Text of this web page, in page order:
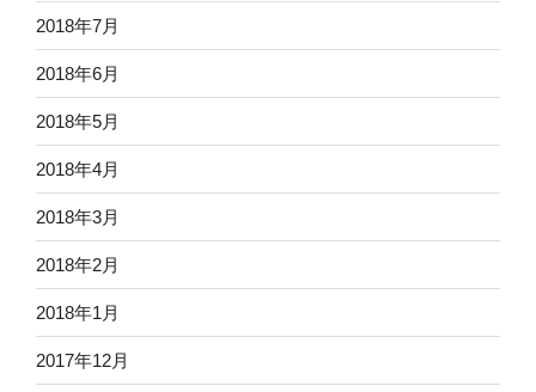
2018年7月
2018年6月
2018年5月
2018年4月
2018年3月
2018年2月
2018年1月
2017年12月